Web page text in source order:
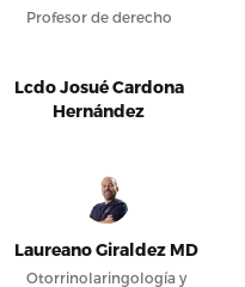
Profesor de derecho
Lcdo Josué Cardona
Hernández
Laureano Giraldez MD
Otorrinolaringología y